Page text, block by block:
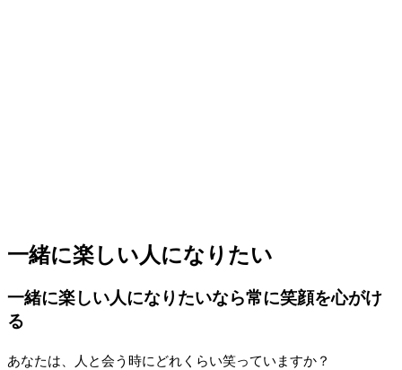
一緒に楽しい人になりたい
一緒に楽しい人になりたいなら常に笑顔を心がけ
る
あなたは、人と会う時にどれくらい笑っていますか？